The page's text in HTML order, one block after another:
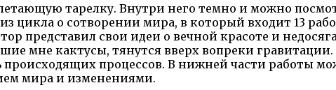
тарелку. Внутри него темно и можно
о сотворении мира, в который входит 13
представил свои идеи о вечной красоте и
мне кактусы, тянутся вверх вопреки
процессов. В нижней части работы
мира и изменениями.